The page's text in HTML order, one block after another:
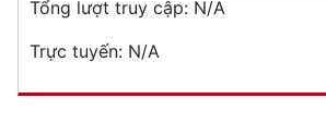
Tổng lượt truy cập: N/A
Trực tuyến: N/A